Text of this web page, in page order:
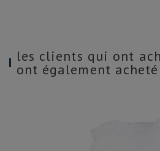
les clients qui ont
ont également